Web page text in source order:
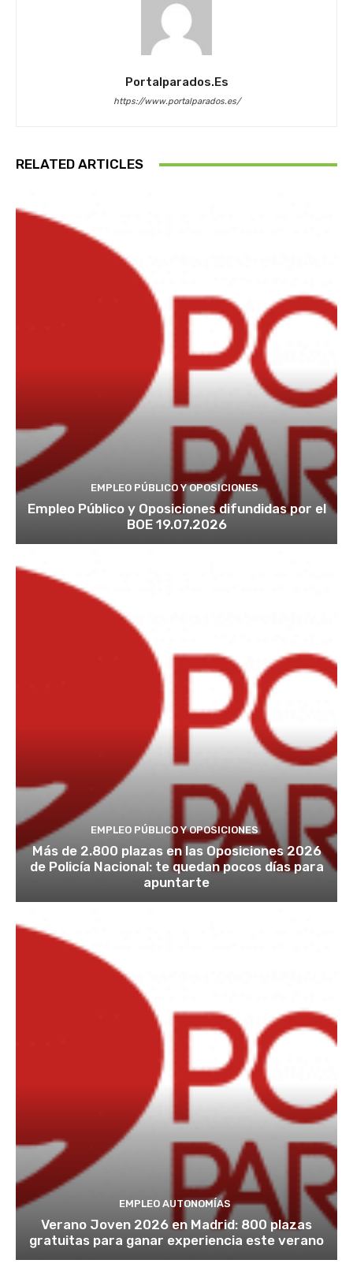
Portalparados.es
https://www.portalparados.es/
RELATED ARTICLES
EMPLEO PÚBLICO Y OPOSICIONES
Empleo Público y Oposiciones difundidas por el
BOE 19.07.2026
EMPLEO PÚBLICO Y OPOSICIONES
Más de 2.800 plazas en las Oposiciones 2026
de Policía Nacional: te quedan pocos días para
apuntarte
EMPLEO AUTONOMÍAS
Verano Joven 2026 en Madrid: 800 plazas
gratuitas para ganar experiencia este verano